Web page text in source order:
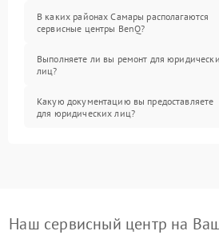
В каких районах Самары располагаются
сервисные центры BenQ?
Выполняете ли вы ремонт для
лиц?
Какую документацию вы предоставляете
для юридических лиц?
Наш сервисный центр на